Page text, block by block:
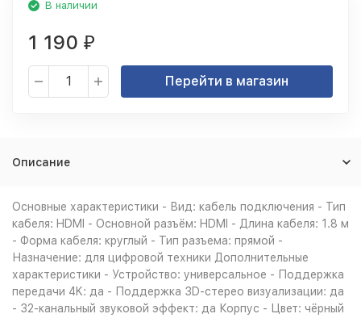
В наличии
1 190 ₽
Перейти в магазин
Описание
Основные характеристики - Вид: кабель подключения - Тип
кабеля: HDMI - Основной разъём: HDMI - Длина кабеля: 1.8 м
- Форма кабеля: круглый - Тип разъема: прямой -
Назначение: для цифровой техники Дополнительные
характеристики - Устройство: универсальное - Поддержка
передачи 4K: да - Поддержка 3D-стерео визуализации: да
- 32-канальный звуковой эффект: да Корпус - Цвет: чёрный